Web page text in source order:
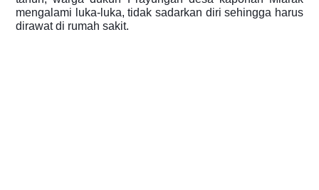
mengalami luka-luka, tidak sadarkan diri sehingga harus
dirawat di rumah sakit.